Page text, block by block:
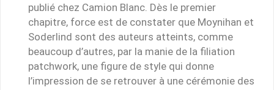
publié chez Camion Blanc. Dès le premier
chapitre, force est de constater que Moynihan et
Soderlind sont des auteurs atteints, comme
beaucoup d’autres, par la manie de la filiation
patchwork, une figure de style qui donne
l’impression de se retrouver à une cérémonie des